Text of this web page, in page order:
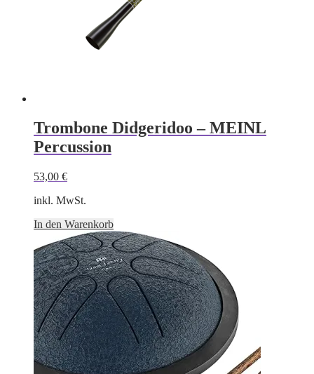
Trombone Didgeridoo – MEINL
Percussion
53,00 €
inkl. MwSt.
In den Warenkorb